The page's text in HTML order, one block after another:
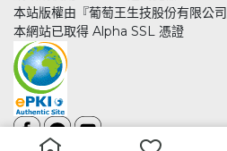
本站版權由『葡萄王生技股份有限公
本網站已取得 Alpha SSL 憑證